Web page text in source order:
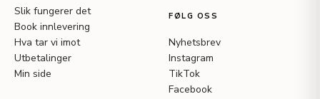
Slik fungerer det
Book innlevering
Hva tar vi imot
Utbetalinger
Min side
FØLG OSS
Nyhetsbrev
Instagram
TikTok
Facebook